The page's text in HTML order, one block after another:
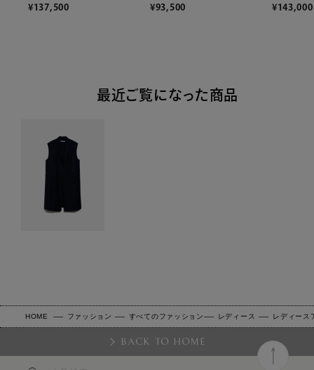
¥137,500 ¥93,500 ¥143,000
最近ご覧になった商品
HOME ファッション すべてのファッション レディース レディース
BACK TO HOME